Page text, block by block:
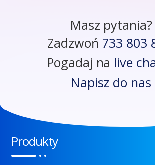
Masz pytania?
Zadzwoń 733 803
Pogadaj na live
Napisz do nas
Produkty